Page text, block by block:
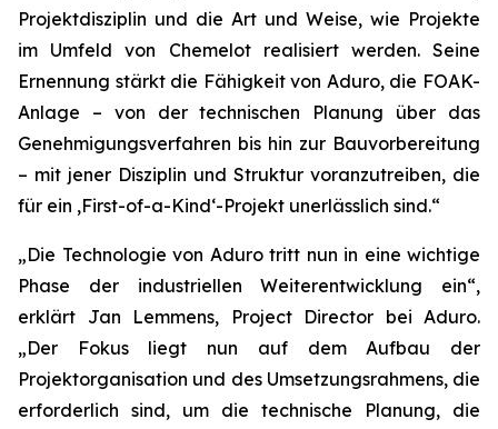
Projektdisziplin und die Art und Weise, wie Projekte
im Umfeld von Chemelot realisiert werden. Seine
Ernennung stärkt die Fähigkeit von Aduro, die FOAK-
Anlage – von der technischen Planung über das
Genehmigungsverfahren bis hin zur Bauvorbereitung
– mit jener Disziplin und Struktur voranzutreiben, die
für ein ‚First-of-a-Kind‘-Projekt unerlässlich sind.“
„Die Technologie von Aduro tritt nun in eine wichtige
Phase der industriellen Weiterentwicklung ein“,
erklärt Jan Lemmens, Project Director bei Aduro.
„Der Fokus liegt nun auf dem Aufbau der
Projektorganisation und des Umsetzungsrahmens, die
erforderlich sind, um die technische Planung, die